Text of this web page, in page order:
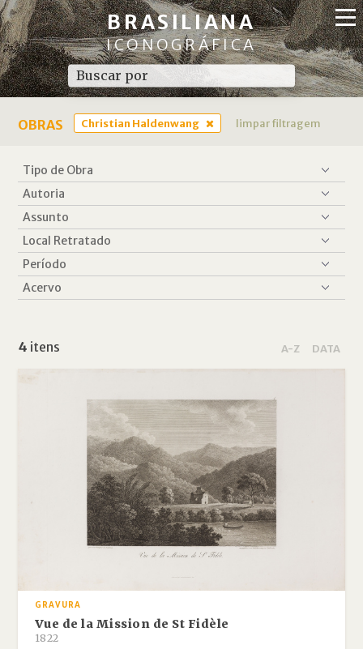
BRASILIANA
ICONOGRÁFICA
OBRAS Christian Haldenwang limpar filtragem
4 itens A-Z DATA
GRAVURA
Vue de la Mission de St Fidèle
1822